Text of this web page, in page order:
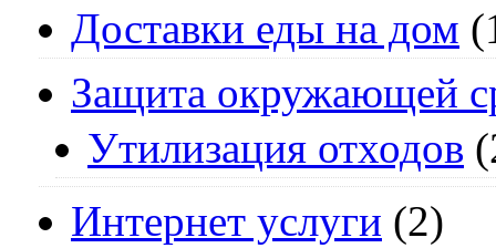
Доставки еды на дом
Защита окружающей
Утилизация отходов
Интернет услуги (2)